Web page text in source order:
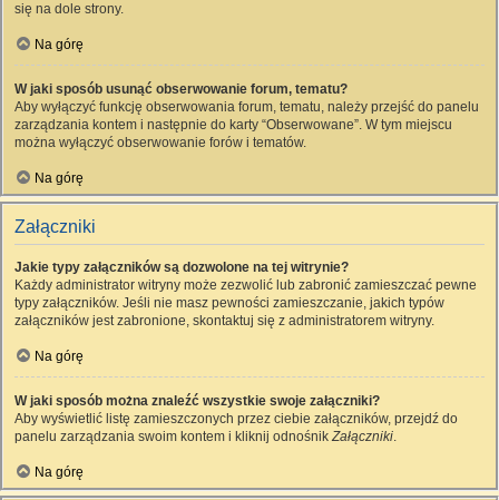
się na dole strony.
Na górę
W jaki sposób usunąć obserwowanie forum, tematu?
Aby wyłączyć funkcję obserwowania forum, tematu, należy przejść do panelu
zarządzania kontem i następnie do karty “Obserwowane”. W tym miejscu
można wyłączyć obserwowanie forów i tematów.
Na górę
Załączniki
Jakie typy załączników są dozwolone na tej witrynie?
Każdy administrator witryny może zezwolić lub zabronić zamieszczać pewne
typy załączników. Jeśli nie masz pewności zamieszczanie, jakich typów
załączników jest zabronione, skontaktuj się z administratorem witryny.
Na górę
W jaki sposób można znaleźć wszystkie swoje załączniki?
Aby wyświetlić listę zamieszczonych przez ciebie załączników, przejdź do
panelu zarządzania swoim kontem i kliknij odnośnikZałączniki.
Na górę